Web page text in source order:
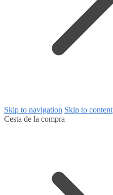
Skip to navigation Skip to content
Cesta de la compra